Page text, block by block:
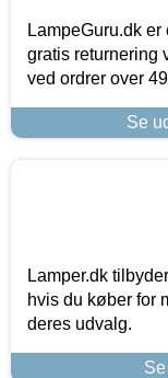
LampeGuru.dk
gratis returnering
ved ordrer over
Se
Lamper.dk
hvis du køber for
deres udvalg.